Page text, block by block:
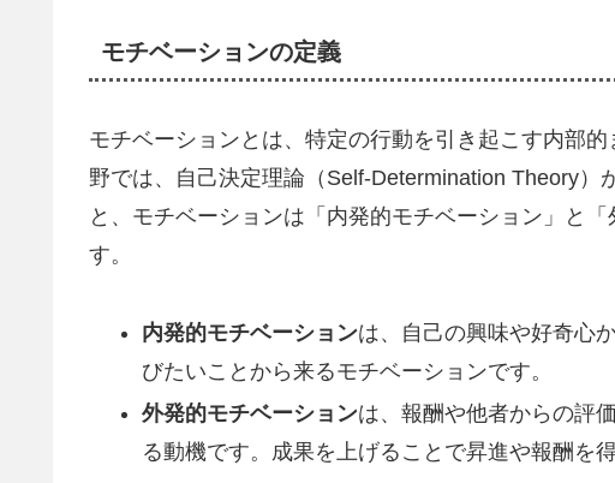
モチベーションの定義
モチベーションとは、特定の行動を引き起こす内部
野では、自己決定理論（Self-Determination Theory）
と、モチベーションは「内発的モチベーション」と
す。
内発的モチベーションは、自己の興味や好奇心
びたいことから来るモチベーションです。
外発的モチベーションは、報酬や他者からの評
る動機です。成果を上げることで昇進や報酬を